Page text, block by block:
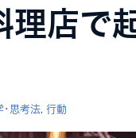
理店で
･思考法 行動